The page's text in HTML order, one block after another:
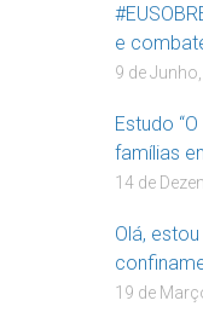
e
9 de
Estudo
famílias
14 de
Olá,
19 de